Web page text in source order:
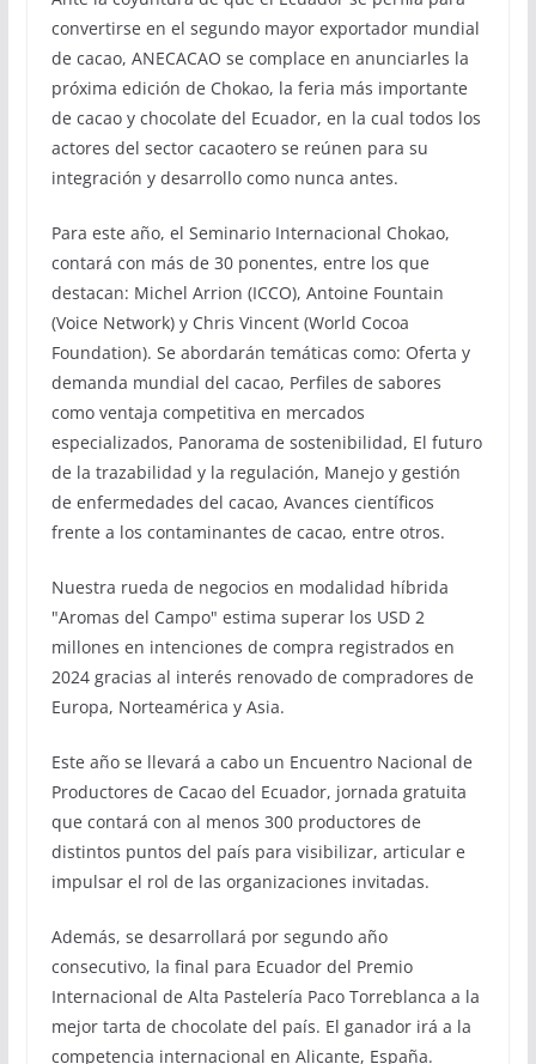
convertirse en el segundo mayor exportador mundial
de cacao, ANECACAO se complace en anunciarles la
próxima edición de Chokao, la feria más importante
de cacao y chocolate del Ecuador, en la cual todos los
actores del sector cacaotero se reúnen para su
integración y desarrollo como nunca antes.
Para este año, el Seminario Internacional Chokao,
contará con más de 30 ponentes, entre los que
destacan: Michel Arrion (ICCO), Antoine Fountain
(Voice Network) y Chris Vincent (World Cocoa
Foundation). Se abordarán temáticas como: Oferta y
demanda mundial del cacao, Perfiles de sabores
como ventaja competitiva en mercados
especializados, Panorama de sostenibilidad, El futuro
de la trazabilidad y la regulación, Manejo y gestión
de enfermedades del cacao, Avances científicos
frente a los contaminantes de cacao, entre otros.
Nuestra rueda de negocios en modalidad híbrida
"Aromas del Campo" estima superar los USD 2
millones en intenciones de compra registrados en
2024 gracias al interés renovado de compradores de
Europa, Norteamérica y Asia.
Este año se llevará a cabo un Encuentro Nacional de
Productores de Cacao del Ecuador, jornada gratuita
que contará con al menos 300 productores de
distintos puntos del país para visibilizar, articular e
impulsar el rol de las organizaciones invitadas.
Además, se desarrollará por segundo año
consecutivo, la final para Ecuador del Premio
Internacional de Alta Pastelería Paco Torreblanca a la
mejor tarta de chocolate del país. El ganador irá a la
competencia internacional en Alicante, España.